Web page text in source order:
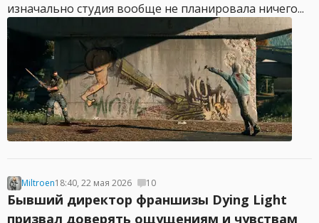
изначально студия вообще не планировала ничего...
Miltroen18:40, 22 мая 2026 10
Бывший директор франшизы Dying Light
призвал доверять ощущениям и чувствам